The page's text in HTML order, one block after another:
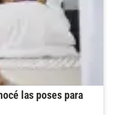
las poses para